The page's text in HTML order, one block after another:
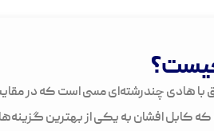
هادی چندرشته‌ای مسی است که در
کابل افشان به یکی از بهترین